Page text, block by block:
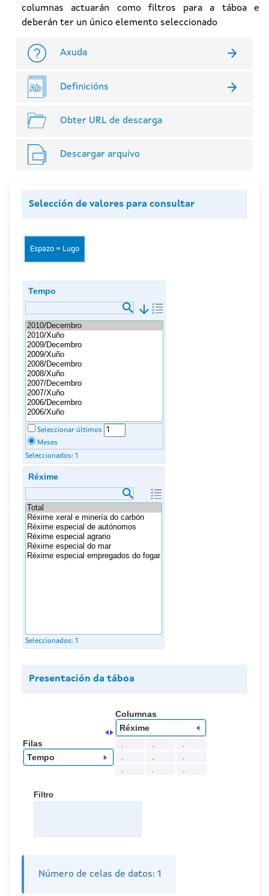
columnas actuarán como filtros para a táboa e
deberán ter un único elemento seleccionado
Axuda
Definicións
Obter URL de descarga
Descargar arquivo
Selección de valores para consultar
Espazo = Lugo
Tempo
arrow_downward
Seleccionar últimos
Meses
Seleccionados: 1
Réxime
Seleccionados: 1
Presentación da táboa
Columnas
Réxime
Filas
Tempo
Filtro
Número de celas de datos: 1